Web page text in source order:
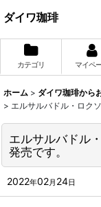
ダイワ珈琲
カテゴリ マイペ
ホーム > ダイワ珈琲から
> エルサルバドル・ロク
エルサルバドル
発売です。
2022年02月 24日